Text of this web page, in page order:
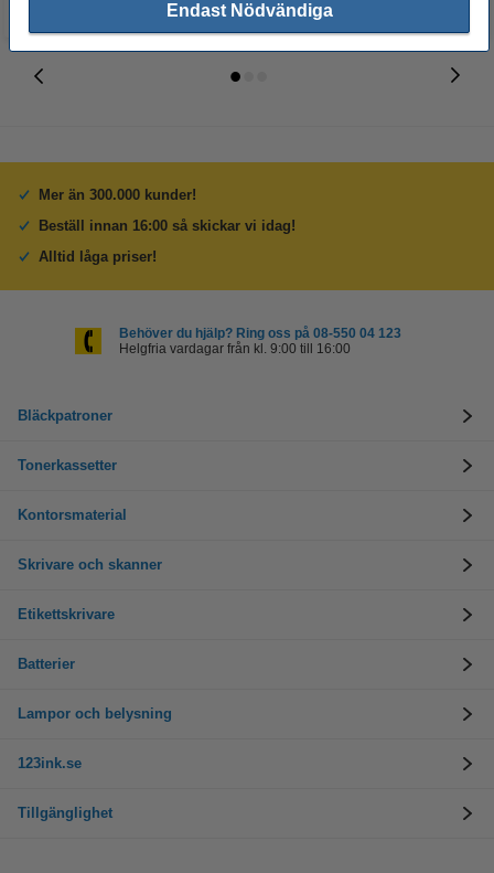
Endast Nödvändiga
Mer än 300.000 kunder!
Beställ innan 16:00 så skickar vi idag!
Alltid låga priser!
Behöver du hjälp? Ring oss på 08-550 04 123
Helgfria vardagar från kl. 9:00 till 16:00
Bläckpatroner
Tonerkassetter
Kontorsmaterial
Skrivare och skanner
Etikettskrivare
Batterier
Lampor och belysning
123ink.se
Tillgänglighet